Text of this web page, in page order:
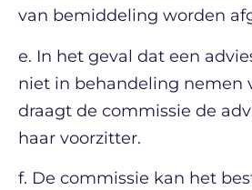
van bemiddeling worden
e. In het geval dat een
niet in behandeling nemen
draagt de commissie de
haar voorzitter.
f. De commissie kan het